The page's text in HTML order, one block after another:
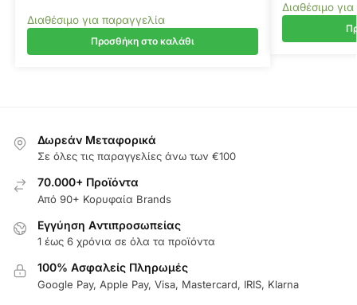
Διαθέσιμο για παραγγελία
Προσθήκη στο καλάθι
Διαθέσιμο
Δωρεάν Μεταφορικά
Σε όλες τις παραγγελίες άνω των €100
70.000+ Προϊόντα
Από 90+ Κορυφαία Brands
Εγγύηση Aντιπροσωπείας
1 έως 6 χρόνια σε όλα τα προϊόντα
100% Ασφαλείς Πληρωμές
Google Pay, Apple Pay, Visa, Mastercard, IRIS, Klarna